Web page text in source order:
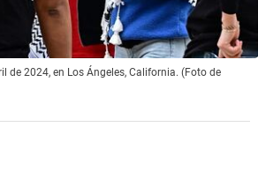
de 2024, en Los Ángeles, California. (Foto de